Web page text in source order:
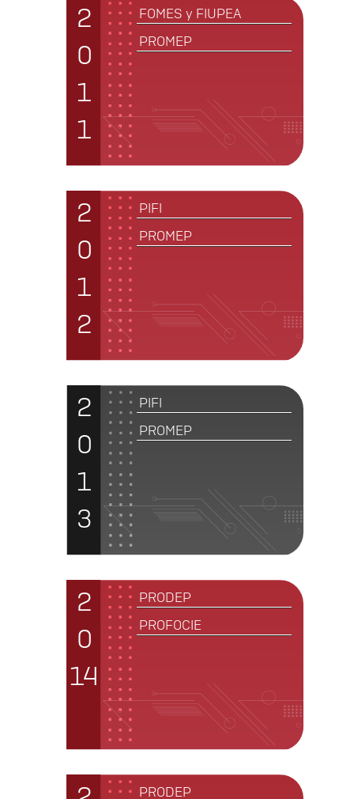
2
0
1
1
FOMES y FIUPEA
PROMEP
2
0
1
2
PIFI
PROMEP
2
0
1
3
PIFI
PROMEP
2
0
14
PRODEP
PROFOCIE
PRODEP